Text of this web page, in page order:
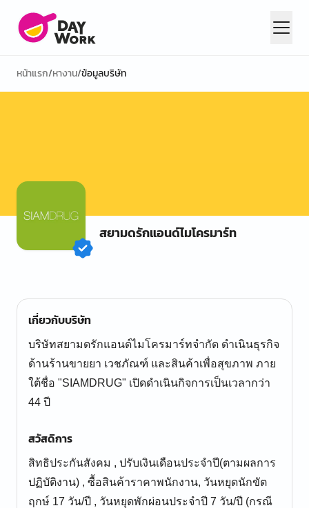
หน้าแรก/หางาน/ข้อมูลบริษัท
สยามดรักแอนด์ไมโครมาร์ท
เกี่ยวกับบริษัท
บริษัทสยามดรักแอนด์ไมโครมาร์ทจำกัด ดำเนินธุรกิจ
ด้านร้านขายยา เวชภัณฑ์ และสินค้าเพื่อสุขภาพ ภาย
ใต้ชื่อ "SIAMDRUG" เปิดดำเนินกิจการเป็นเวลากว่า
44 ปี
สวัสดิการ
สิทธิประกันสังคม , ปรับเงินเดือนประจำปี(ตามผลการ
ปฏิบัติงาน) , ซื้อสินค้าราคาพนักงาน, วันหยุดนักขัต
ฤกษ์ 17 วัน/ปี , วันหยุดพักผ่อนประจำปี 7 วัน/ปี (กรณี